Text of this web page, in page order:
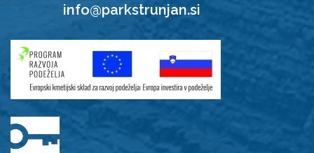
info@parkstrunjan.si